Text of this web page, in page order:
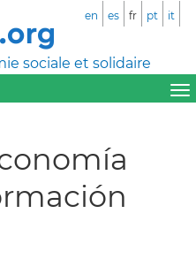
sociale et solidaire
en es fr pt it